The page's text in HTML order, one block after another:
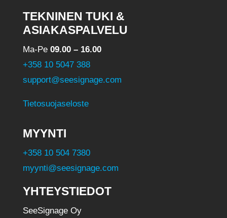
TEKNINEN TUKI &
ASIAKASPALVELU
Ma-Pe 09.00 – 16.00
+358 10 5047 388
support@seesignage.com
Tietosuojaseloste
MYYNTI
+358 10 504 7380
myynti@seesignage.com
YHTEYSTIEDOT
SeeSignage Oy